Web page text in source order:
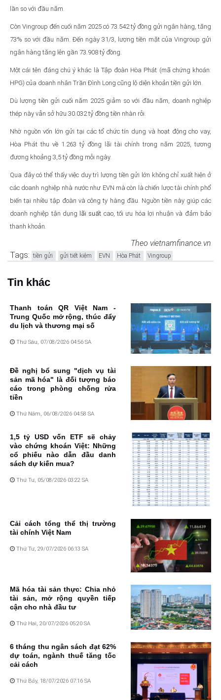
lần so với đầu năm.
Còn Vingroup đến cuối năm 2025 có 73.542 tỷ đồng gửi ngân hàng, tăng
73% so với đầu năm. Đến ngày 31/3, lượng tiền mặt của Vingroup gửi
ngân hàng tăng lên gần 73.908 tỷ đồng.
Một cái tên đáng chú ý khác là Tập đoàn Hòa Phát (mã chứng khoán:
HPG) của doanh nhân Trần Đình Long cũng lộ diện khoản tiền gửi lớn.
Dù lượng tiền gửi cuối năm 2025 giảm so với đầu năm, doanh nghiệp
thép này vẫn sở hữu 30.032 tỷ đồng tiền nhàn rỗi.
Nhờ nguồn vốn lớn gửi tại các tổ chức tín dụng và hoạt động cho vay,
Hòa Phát thu về 1.263 tỷ đồng lãi tài chính trong năm 2025, tương
đương khoảng 3,5 tỷ đồng mỗi ngày.
Qua đây có thể thấy việc duy trì lượng tiền gửi lớn không chỉ xuất hiện ở
các doanh nghiệp nhà nước như EVN mà còn là chiến lược tài chính phổ
biến tại nhiều tập đoàn và công ty hàng đầu. Nguồn tiền này giúp các
doanh nghiệp tận dụng lãi suất cao, tối ưu hóa lợi nhuận và đảm bảo
thanh khoản.
Theo vietnamfinance.vn
Tags: tiền gửi gửi tiết kiệm EVN Hòa Phát Vingroup
Tin khác
Thanh toán QR Việt Nam -
Trung Quốc mở rộng, thúc đẩy
du lịch và thương mại số
Thứ Sáu, 07/08/2026 04:56 SA
Đề nghị bổ sung "dịch vụ tài
sản mã hóa" là đối tượng báo
cáo trong phòng chống rửa
tiền
Thứ Năm, 06/08/2026 04:58 SA
1,5 tỷ USD vốn ETF sẽ chảy
vào chứng khoán Việt: Những
cổ phiếu nào dẫn đầu danh
sách dự kiến mua?
Thứ Tư, 05/08/2026 03:22 SA
Cải cách tổng thể thị trường
tài chính Việt Nam
Thứ Tư, 29/07/2026 06:13 SA
Mã hóa tài sản thực: Chia nhỏ
tài sản, mở rộng quyền tiếp
cận cho nhà đầu tư
Thứ Hai, 20/07/2026 05:20 SA
6 tháng thu ngân sách đạt 62%
dự toán, ngành thuế tăng tốc
cải cách
Thứ Bảy, 18/07/2026 07:16 SA